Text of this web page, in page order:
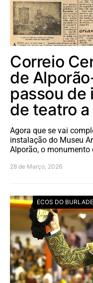
Correio
de
passou de
de teatro
Agora que se vai
instalação do Museu
Alporão, o monumento
28 de Março, 2026
ECOS DO